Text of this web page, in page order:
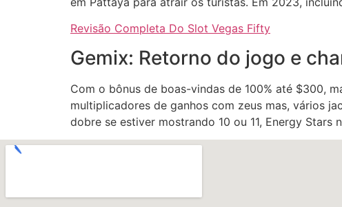
Revisão Completa Do Slot Vegas Fifty
Gemix: Retorno do jogo e
Com o bônus de boas-vindas de 100% até $300,
multiplicadores de ganhos com zeus mas, vários
dobre se estiver mostrando 10 ou 11, Energy Stars